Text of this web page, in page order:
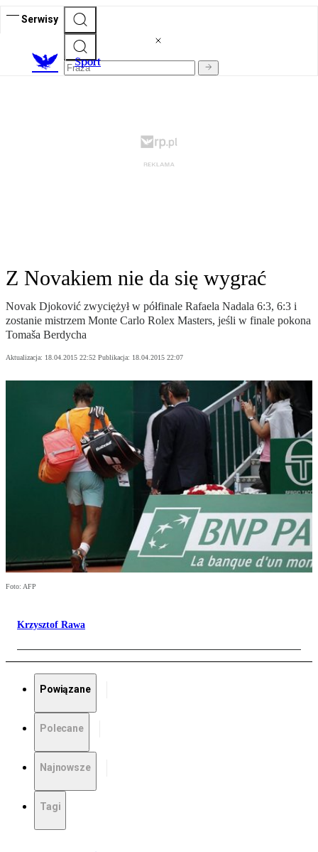
Serwisy
Sport
Z Novakiem nie da się wygrać
Novak Djoković zwyciężył w półfinale Rafaela Nadala 6:3, 6:3 i
zostanie mistrzem Monte Carlo Rolex Masters, jeśli w finale pokona
Tomaša Berdycha
Aktualizacja: 18.04.2015 22:52 Publikacja: 18.04.2015 22:07
Foto: AFP
Krzysztof Rawa
Powiązane
Polecane
Najnowsze
Tagi